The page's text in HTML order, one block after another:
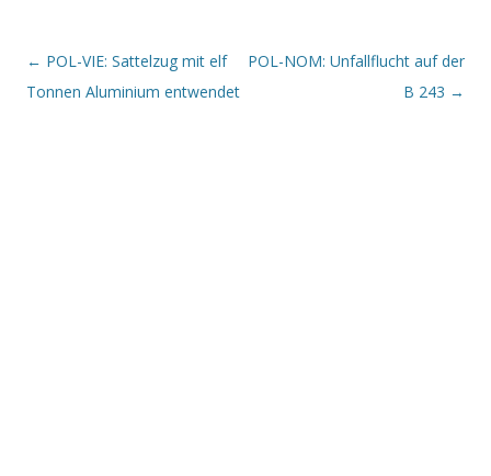
Beitrags-Navigation
← POL-VIE: Sattelzug mit elf
Tonnen Aluminium entwendet
POL-NOM: Unfallflucht auf der
B 243 →